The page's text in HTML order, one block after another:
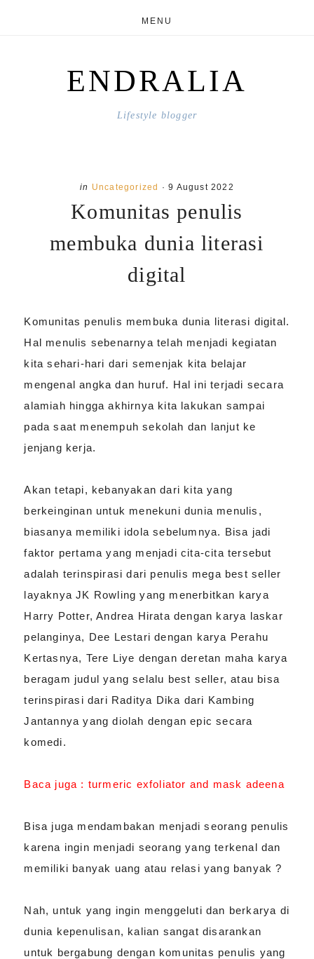
MENU
ENDRALIA
Lifestyle blogger
in Uncategorized ·9 August 2022
Komunitas penulis
membuka dunia literasi
digital
Komunitas penulis membuka dunia literasi digital.
Hal menulis sebenarnya telah menjadi kegiatan
kita sehari-hari dari semenjak kita belajar
mengenal angka dan huruf. Hal ini terjadi secara
alamiah hingga akhirnya kita lakukan sampai
pada saat menempuh sekolah dan lanjut ke
jenjang kerja.
Akan tetapi, kebanyakan dari kita yang
berkeinginan untuk menekuni dunia menulis,
biasanya memiliki idola sebelumnya. Bisa jadi
faktor pertama yang menjadi cita-cita tersebut
adalah terinspirasi dari penulis mega best seller
layaknya JK Rowling yang menerbitkan karya
Harry Potter, Andrea Hirata dengan karya laskar
pelanginya, Dee Lestari dengan karya Perahu
Kertasnya, Tere Liye dengan deretan maha karya
beragam judul yang selalu best seller, atau bisa
terinspirasi dari Raditya Dika dari Kambing
Jantannya yang diolah dengan epic secara
komedi.
Baca juga : turmeric exfoliator and mask adeena
Bisa juga mendambakan menjadi seorang penulis
karena ingin menjadi seorang yang terkenal dan
memiliki banyak uang atau relasi yang banyak ?
Nah, untuk yang ingin menggeluti dan berkarya di
dunia kepenulisan, kalian sangat disarankan
untuk bergabung dengan komunitas penulis yang